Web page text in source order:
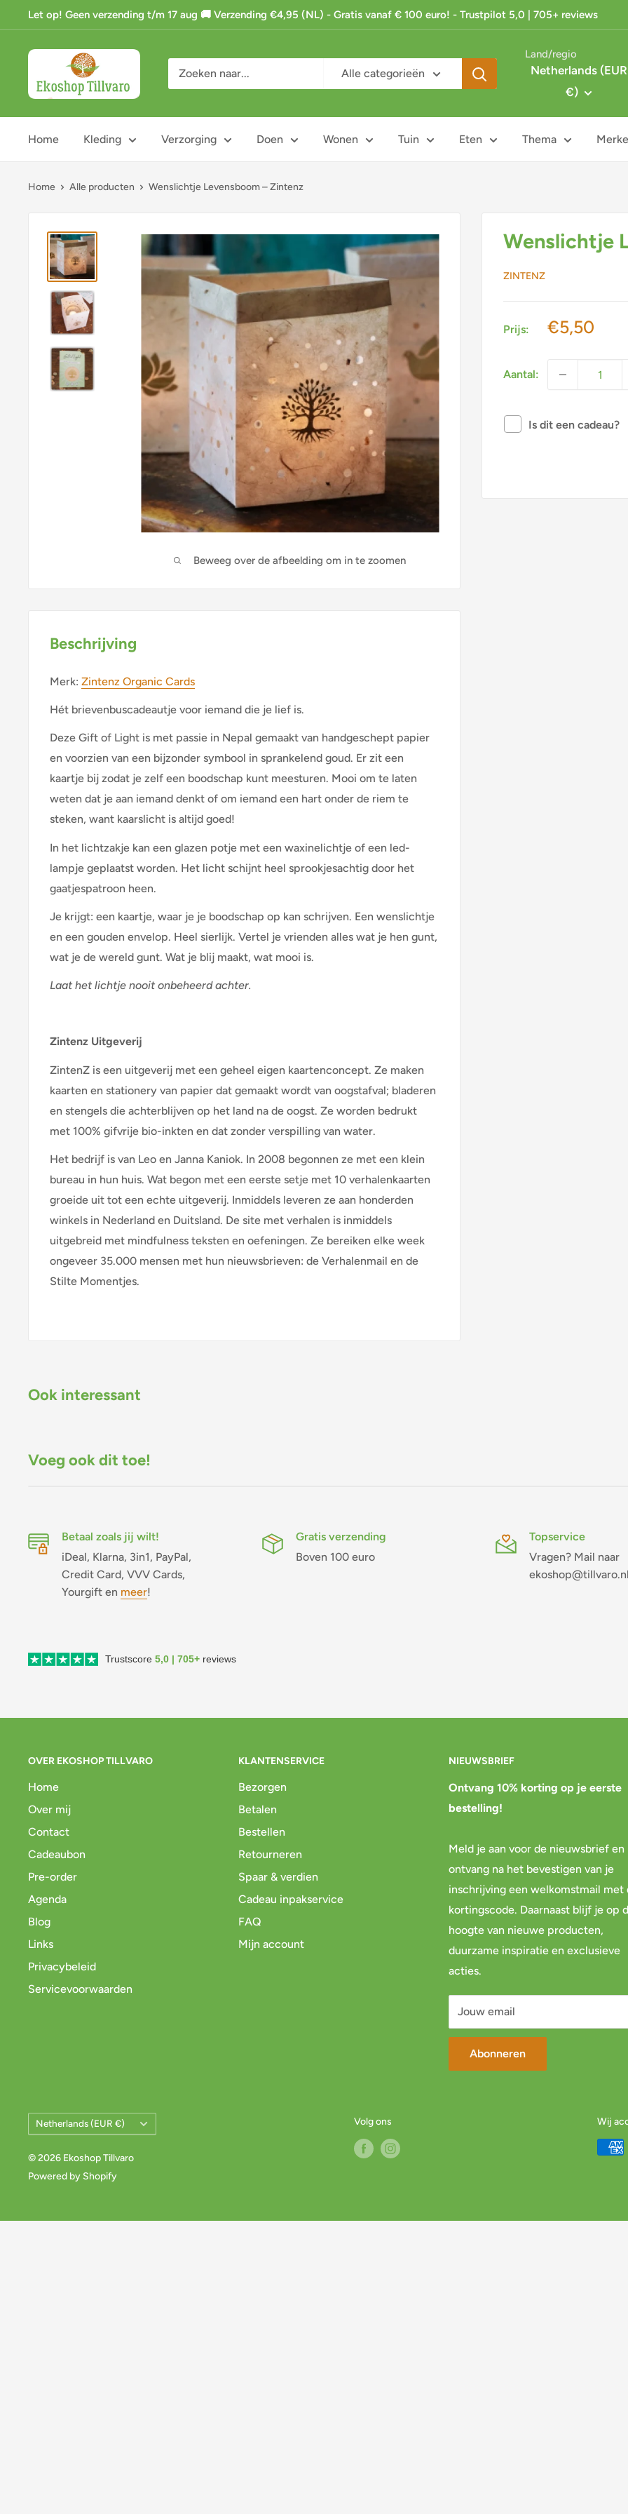
naar
Let op! Geen verzending t/m 17 aug 🚚 Verzending €4,95 (NL) - Gratis vanaf € 100 euro! - Trustpilot 5,0 | 705+ reviews
Ekoshop
Tillvaro
Alle categorieën
Land/regio
Netherlands (EUR
€)
Home Kleding Verzorging Doen Wonen Tuin Eten Thema
Home Alle producten Wenslichtje Levensboom – Zintenz
Beweeg over de afbeelding om in te zoomen
Wenslichtje
ZINTENZ
Prijs: Actieprijs
€5,50
Aantal:
Is dit een cadeau?
Beschrijving
Merk: Zintenz Organic Cards
Hét brievenbuscadeautje voor iemand die je lief is.
Deze Gift of Light is met passie in Nepal gemaakt van handgeschept papier
en voorzien van een bijzonder symbool in sprankelend goud. Er zit een
kaartje bij zodat je zelf een boodschap kunt meesturen. Mooi om te laten
weten dat je aan iemand denkt of om iemand een hart onder de riem te
steken, want kaarslicht is altijd goed!
In het lichtzakje kan een glazen potje met een waxinelichtje of een led-
lampje geplaatst worden. Het licht schijnt heel sprookjesachtig door het
gaatjespatroon heen.
Je krijgt: een kaartje, waar je je boodschap op kan schrijven. Een wenslichtje
en een gouden envelop. Heel sierlijk. Vertel je vrienden alles wat je hen gunt,
wat je de wereld gunt. Wat je blij maakt, wat mooi is.
Laat het lichtje nooit onbeheerd achter.
Zintenz Uitgeverij
ZintenZ is een uitgeverij met een geheel eigen kaartenconcept. Ze maken
kaarten en stationery van papier dat gemaakt wordt van oogstafval; bladeren
en stengels die achterblijven op het land na de oogst. Ze worden bedrukt
met 100% gifvrije bio-inkten en dat zonder verspilling van water.
Het bedrijf is van Leo en Janna Kaniok. In 2008 begonnen ze met een klein
bureau in hun huis. Wat begon met een eerste setje met 10 verhalenkaarten
groeide uit tot een echte uitgeverij. Inmiddels leveren ze aan honderden
winkels in Nederland en Duitsland. De site met verhalen is inmiddels
uitgebreid met mindfulness teksten en oefeningen. Ze bereiken elke week
ongeveer 35.000 mensen met hun nieuwsbrieven: de Verhalenmail en de
Stilte Momentjes.
Ook interessant
Voeg ook dit toe!
Betaal zoals jij wilt!
iDeal, Klarna, 3in1, PayPal,
Credit Card, VVV Cards,
Yourgift en meer!
Gratis verzending
Boven 100 euro
Topservice
Vragen? Mail naar
Trustscore 5,0 | 705+ reviews
OVER EKOSHOP TILLVARO
Home
Over mij
Contact
Cadeaubon
Pre-order
Agenda
Blog
Links
Privacybeleid
Servicevoorwaarden
KLANTENSERVICE
Bezorgen
Betalen
Bestellen
Retourneren
Spaar & verdien
Cadeau inpakservice
FAQ
Mijn account
NIEUWSBRIEF
Ontvang 10% korting op je eerste
bestelling!
Meld je aan voor de nieuwsbrief en
ontvang na het bevestigen van je
inschrijving een welkomstmail met
kortingscode. Daarnaast blijf je op
hoogte van nieuwe producten,
duurzame inspiratie en exclusieve
acties.
Jouw email
Abonneren
Land/Regio
Netherlands (EUR €)
© 2026 Ekoshop Tillvaro
Powered by Shopify
Volg ons Wij